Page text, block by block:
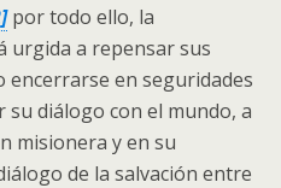
por todo ello, la
urgida a repensar sus
encerrarse en seguridades
diálogo con el mundo, a
misionera y en su
de la salvación entre